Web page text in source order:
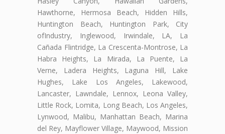
Hawthorne, Hermosa Beach, Hidden Hills,
Huntington Beach, Huntington Park, City
ofIndustry, Inglewood, Irwindale, LA, La
Cañada Flintridge, La Crescenta-Montrose, La
Habra Heights, La Mirada, La Puente, La
Verne, Ladera Heights, Laguna Hill, Lake
Hughes, Lake Los Angeles, Lakewood,
Lancaster, Lawndale, Lennox, Leona Valley,
Little Rock, Lomita, Long Beach, Los Angeles,
Lynwood, Malibu, Manhattan Beach, Marina
del Rey, Mayflower Village, Maywood, Mission